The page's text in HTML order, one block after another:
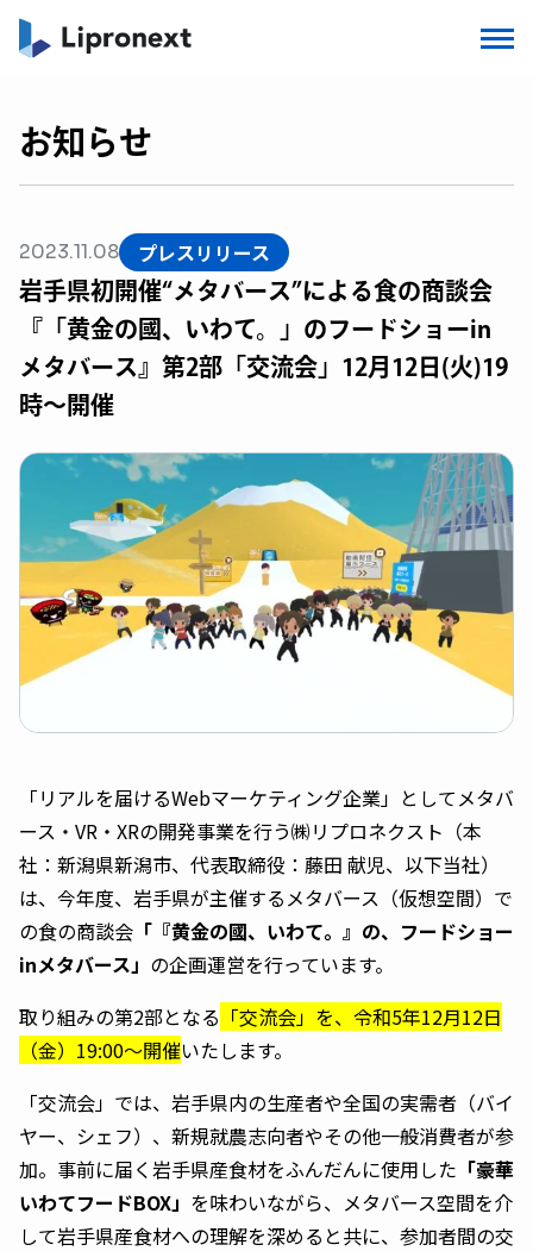
お知らせ
2023.11.08 プレスリリース
岩手県初開催“メタバース”による食の商談会
『「黄金の國、いわて。」のフードショーin
メタバース』第2部「交流会」12月12日(火)19
時〜開催
「リアルを届けるWebマーケティング企業」としてメタバ
ース・VR・XRの開発事業を行う㈱リプロネクスト（本
社：新潟県新潟市、代表取締役：藤田 献児、以下当社）
は、今年度、岩手県が主催するメタバース（仮想空間）で
の食の商談会 「『黄金の國、いわて。』の、フードショー
inメタバース」 の企画運営を行っています。
取り組みの第2部となる 「交流会」を、令和5年12月12日
（金）19:00〜開催いたします。
「交流会」では、岩手県内の生産者や全国の実需者（バイ
ヤー、シェフ）、新規就農志向者やその他一般消費者が参
加。事前に届く岩手県産食材をふんだんに使用した 「豪華
いわてフードBOX」 を味わいながら、メタバース空間を介
して岩手県産食材への理解を深めると共に、参加者間の交